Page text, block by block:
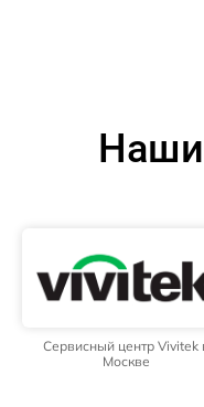
Сервисный центр Vivitek
Москве